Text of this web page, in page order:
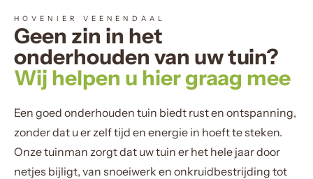
HOVENIER VEENENDAAL
Geen zin in het
onderhouden van uw tuin?
Wij helpen u hier graag mee
Een goed onderhouden tuin biedt rust en ontspanning,
zonder dat u er zelf tijd en energie in hoeft te steken.
Onze tuinman zorgt dat uw tuin er het hele jaar door
netjes bijligt, van snoeiwerk en onkruidbestrijding tot